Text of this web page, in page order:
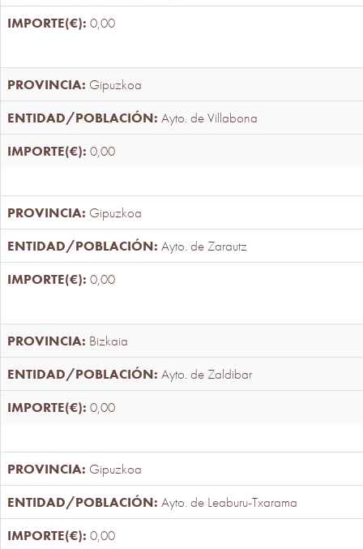
0,00
Gipuzkoa
Ayto. de Villabona
0,00
Gipuzkoa
Ayto. de Zarautz
0,00
Bizkaia
Ayto. de Zaldibar
0,00
Gipuzkoa
Ayto. de Leaburu-Txarama
0,00